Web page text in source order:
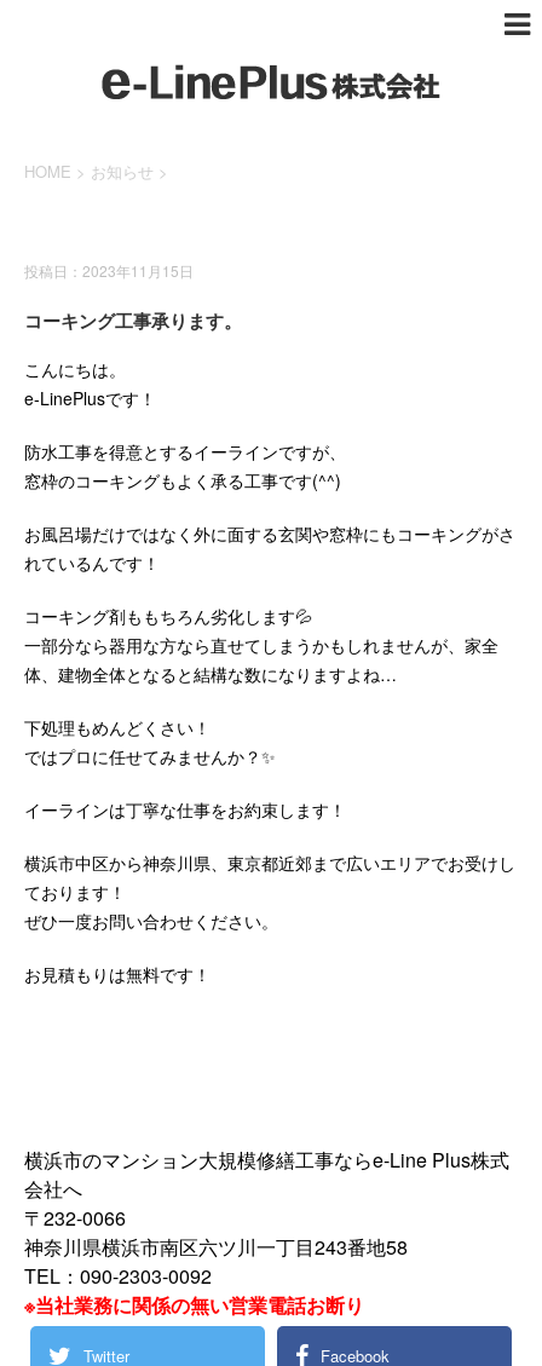
HOME > お知らせ >
投稿日：2023年11月15日
コーキング工事承ります。
こんにちは。
e-LinePlusです！
防水工事を得意とするイーラインですが、
窓枠のコーキングもよく承る工事です(^^)
お風呂場だけではなく外に面する玄関や窓枠にもコーキングがさ
れているんです！
コーキング剤ももちろん劣化します💦
一部分なら器用な方なら直せてしまうかもしれませんが、家全
体、建物全体となると結構な数になりますよね…
下処理もめんどくさい！
ではプロに任せてみませんか？✨
イーラインは丁寧な仕事をお約束します！
横浜市中区から神奈川県、東京都近郊まで広いエリアでお受けし
ております！
ぜひ一度お問い合わせください。
お見積もりは無料です！
横浜市のマンション大規模修繕工事ならe-Line Plus株式
会社へ
〒232-0066
神奈川県横浜市南区六ツ川一丁目243番地58
TEL：090-2303-0092
※当社業務に関係の無い営業電話お断り
Twitter Facebook